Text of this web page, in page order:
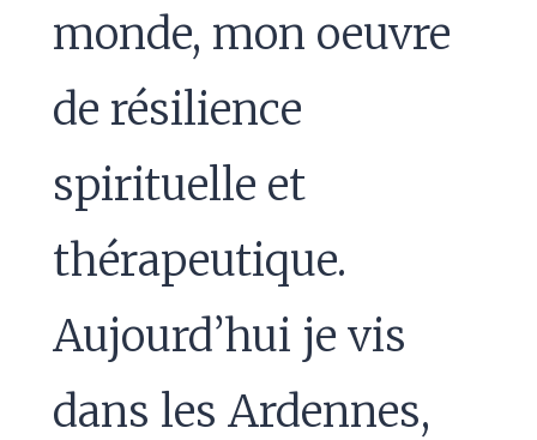
monde, mon oeuvre
de résilience
spirituelle et
thérapeutique.
Aujourd’hui je vis
dans les Ardennes,